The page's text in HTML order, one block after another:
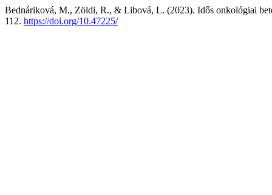
Bednáriková, M., Zöldi, R., & Libová, L. (2023). Idős onkológiai
112. https://doi.org/10.47225/